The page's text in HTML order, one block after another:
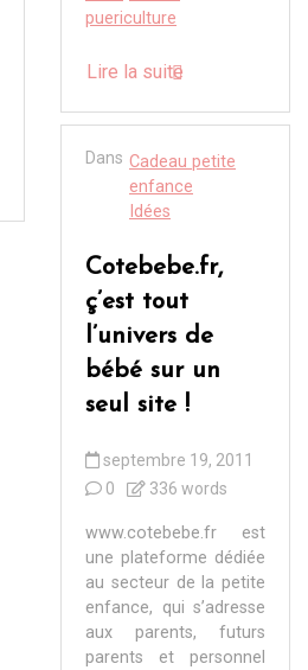
puericulture
Lire la suite
Dans Cadeau petite
enfance
Idées
Cotebebe.fr,
ç’est tout
l’univers de
bébé sur un
seul site !
septembre 19, 2011
0
336 words
www.cotebebe.fr est
une plateforme dédiée
au secteur de la petite
enfance, qui s’adresse
aux parents, futurs
parents et personnel